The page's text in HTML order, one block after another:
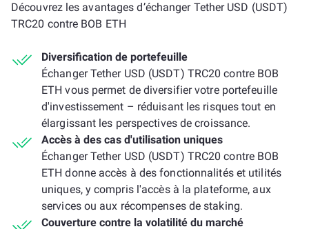
Découvrez les avantages d’échanger Tether USD (USDT)
TRC20 contre BOB ETH
Diversification de portefeuille
Échanger Tether USD (USDT) TRC20 contre BOB
ETH vous permet de diversifier votre portefeuille
d'investissement – réduisant les risques tout en
élargissant les perspectives de croissance.
Accès à des cas d'utilisation uniques
Échanger Tether USD (USDT) TRC20 contre BOB
ETH donne accès à des fonctionnalités et utilités
uniques, y compris l'accès à la plateforme, aux
services ou aux récompenses de staking.
Couverture contre la volatilité du marché